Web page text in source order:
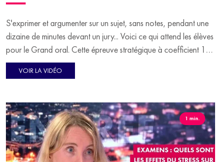
S'exprimer et argumenter sur un sujet, sans notes, pendant une
dizaine de minutes devant un jury... Voici ce qui attend les élèves
pour le Grand oral. Cette épreuve stratégique à coefficient 10
pour les voies générales vient de débuter ce lundi 24 juin, et se
tient jusqu'au 3 juillet. Pour en parler, Virginie Guilhaume reçoit
fondatrice du Cours Anna et Alexandre Labadie, fondateur de
l'école du Grand oral.
En deuxième partie, on se penche sur les 70 ans de la mort du
mathématicien Alan Turing, figure historique de la Seconde
Guerre mondiale. Maxence Collin a écrit un roman graphique à
VOIR LA VIDÉO
1 min.